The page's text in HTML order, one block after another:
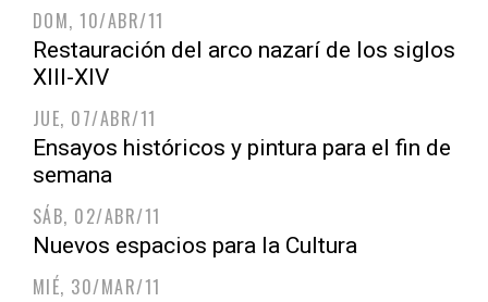
DOM, 10/ABR/11
Restauración del arco nazarí de los siglos
XIII-XIV
JUE, 07/ABR/11
Ensayos históricos y pintura para el fin de
semana
SÁB, 02/ABR/11
Nuevos espacios para la Cultura
MIÉ, 30/MAR/11